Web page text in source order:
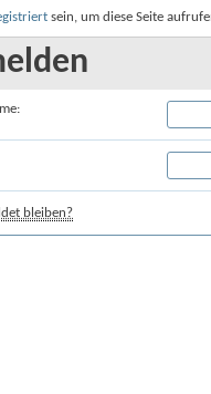
sein, um diese Seite
bleiben?